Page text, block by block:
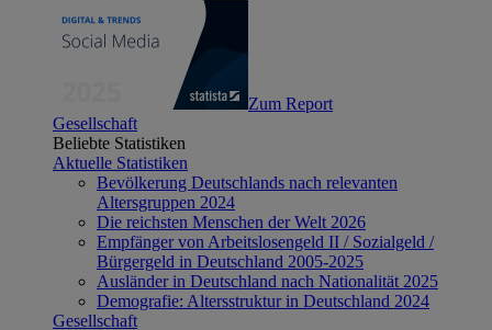
Zum Report
Gesellschaft
Beliebte Statistiken
Aktuelle Statistiken
Bevölkerung Deutschlands nach relevanten
Altersgruppen 2024
Die reichsten Menschen der Welt 2026
Empfänger von Arbeitslosengeld II / Sozialgeld /
Bürgergeld in Deutschland 2005-2025
Ausländer in Deutschland nach Nationalität 2025
Demografie: Altersstruktur in Deutschland 2024
Gesellschaft